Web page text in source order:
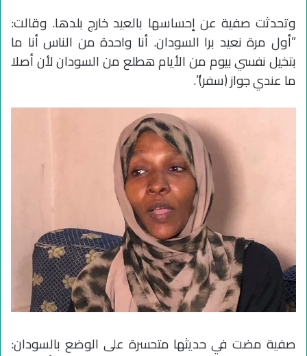
وتحدثت صفية عن إحساسها بالعيد خارج بلدها. وقالت:
“أول مرة نعيد برا السودان. أنا واحدة من الناس أنا ما
بتخيل نفسي بيوم من الأيام هطلع من السودان لأن أصلا
ما عندي جواز (سفر)”.
صفية مضت في حديثها متحسرة على الوضع بالسودان: